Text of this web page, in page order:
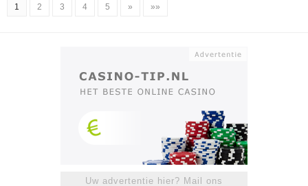
1 2 3 4 5 » »»
Uw advertentie hier? Mail ons